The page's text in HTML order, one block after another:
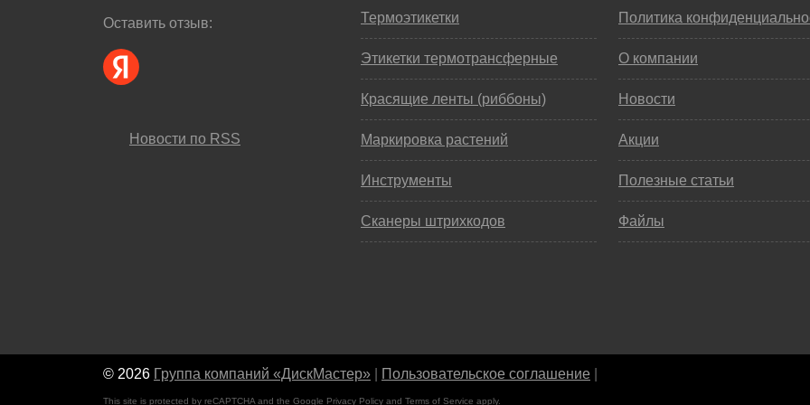
Оставить отзыв:
Новости по RSS
Термоэтикетки
Этикетки термотрансферные
Красящие ленты (риббоны)
Маркировка растений
Инструменты
Сканеры штрихкодов
Политика
О компании
Новости
Акции
Полезные статьи
Файлы
© 2026 Группа компаний «ДискМастер» Пользовательское соглашение
This site is protected by reCAPTCHA and the Google Privacy Policy and Terms of Service apply.